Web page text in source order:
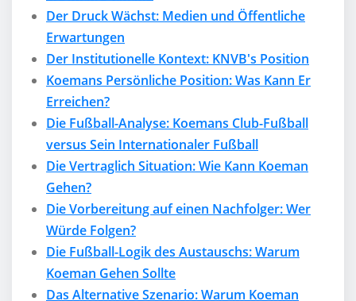
Der Druck Wächst: Medien und Öffentliche
Erwartungen
Der Institutionelle Kontext: KNVB's Position
Koemans Persönliche Position: Was Kann Er
Erreichen?
Die Fußball-Analyse: Koemans Club-Fußball
versus Sein Internationaler Fußball
Die Vertraglich Situation: Wie Kann Koeman
Gehen?
Die Vorbereitung auf einen Nachfolger: Wer
Würde Folgen?
Die Fußball-Logik des Austauschs: Warum
Koeman Gehen Sollte
Das Alternative Szenario: Warum Koeman